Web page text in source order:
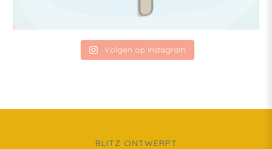
Volgen op Instagram
BLITZ ONTWERPT